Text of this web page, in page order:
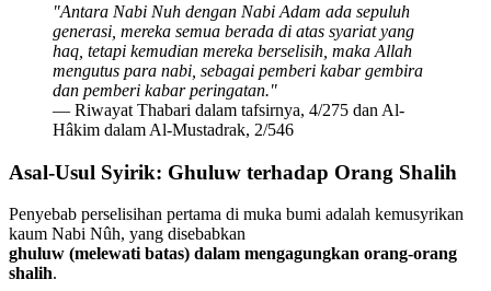
"Antara Nabi Nuh dengan Nabi Adam ada sepuluh
generasi, mereka semua berada di atas syariat yang
haq, tetapi kemudian mereka berselisih, maka Allah
mengutus para nabi, sebagai pemberi kabar gembira
dan pemberi kabar peringatan."
— Riwayat Thabari dalam tafsirnya, 4/275 dan Al-
Hâkim dalam Al-Mustadrak, 2/546
Asal-Usul Syirik: Ghuluw terhadap Orang Shalih
Penyebab perselisihan pertama di muka bumi adalah kemusyrikan
kaum Nabi Nûh, yang disebabkan
ghuluw (melewati batas) dalam mengagungkan orang-orang
shalih.